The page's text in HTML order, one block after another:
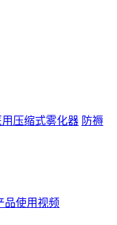
用压缩式雾化器 防褥
品使用视频